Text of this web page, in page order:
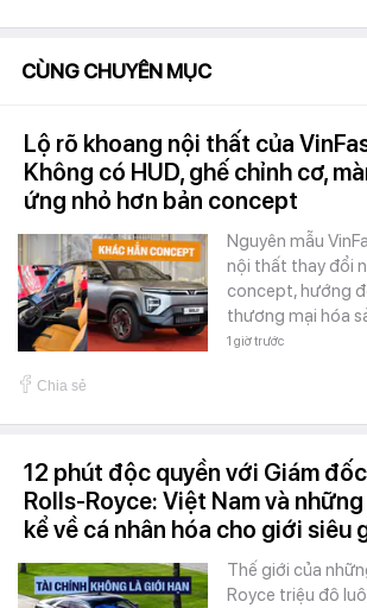
CÙNG CHUYÊN MỤC
Lộ rõ khoang nội thất của
Không có HUD, ghế chỉnh cơ,
ứng nhỏ hơn bản concept
Nguyên mẫu
nội thất thay đổi
concept, hướng
thương mại hóa
1 giờ trước
Chia sẻ
12 phút độc quyền với Giám
Rolls-Royce: Việt Nam và
kể về cá nhân hóa cho giới siêu
Thế giới của
Royce triệu đô